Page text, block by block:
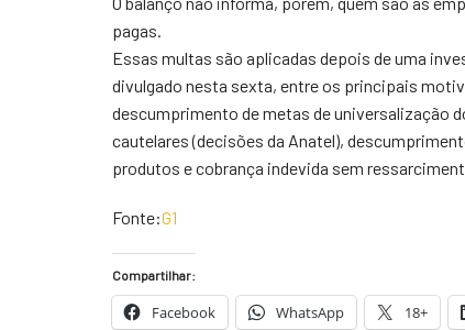
pagas.
Essas multas são aplicadas depois de uma
divulgado nesta sexta, entre os principais
descumprimento de metas de universalização
cautelares (decisões da Anatel),
produtos e cobrança indevida sem
Fonte:G1
Compartilhar:
Facebook WhatsApp 18+